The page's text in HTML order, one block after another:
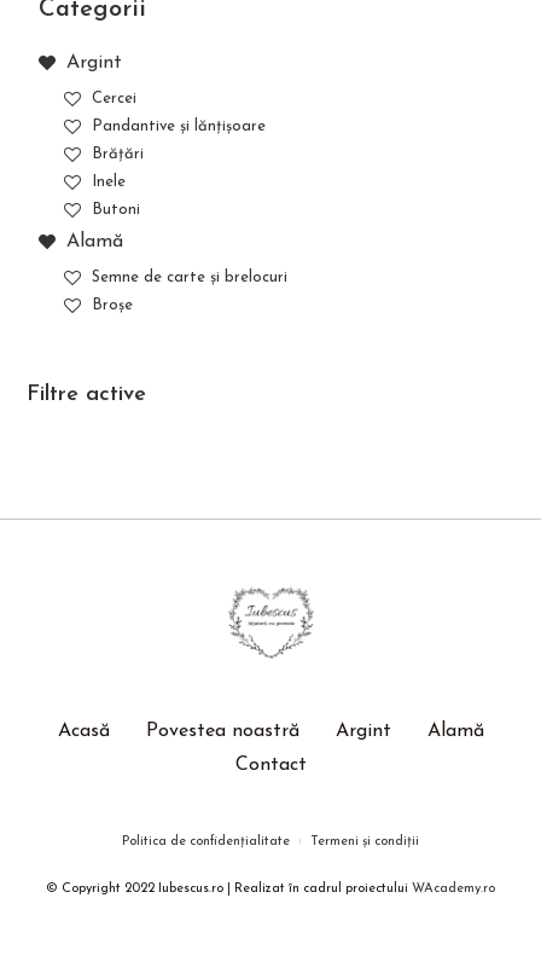
Categorii
Argint
Cercei
Pandantive și lănțișoare
Brățări
Inele
Butoni
Alamă
Semne de carte și brelocuri
Broșe
Filtre active
Acasă Povestea noastră Argint
Alamă
Contact
Politica de confidențialitate Termeni și condiții
© Copyright 2022 Iubescus.ro | Realizat în cadrul proiectului WAcademy.ro